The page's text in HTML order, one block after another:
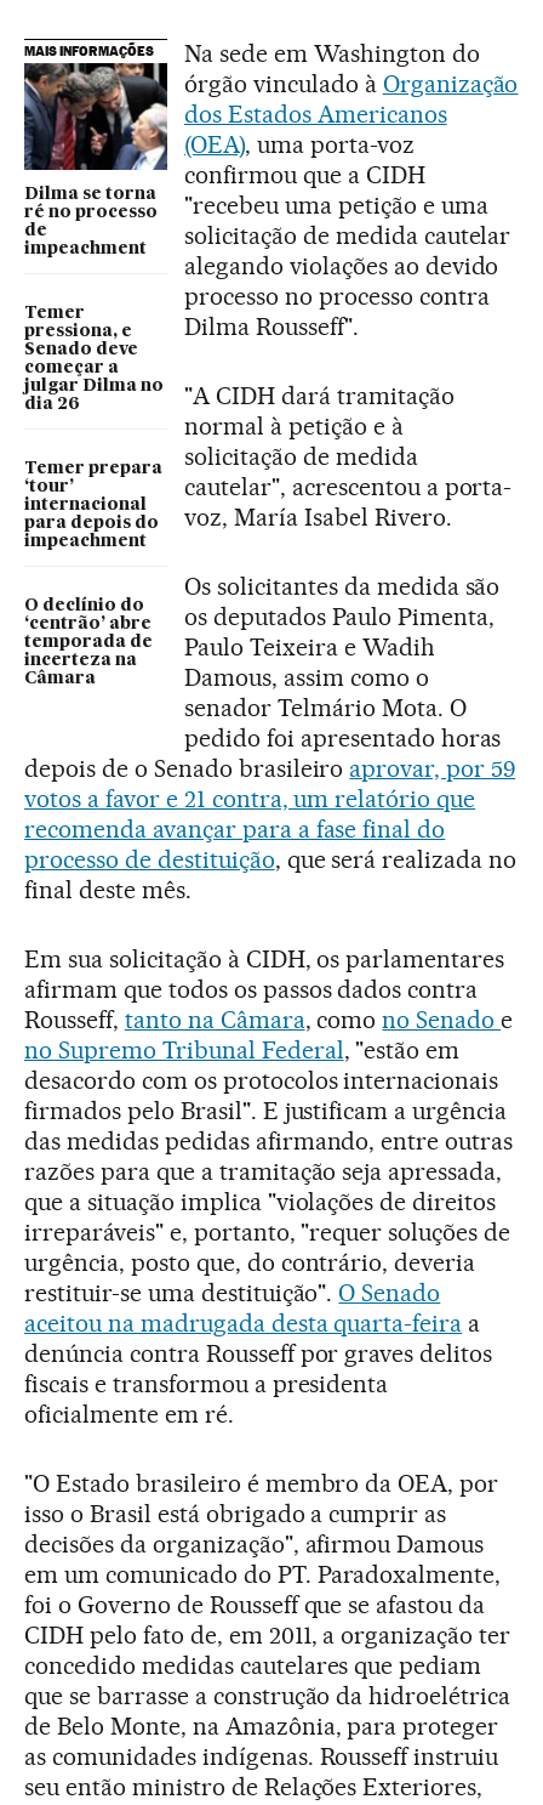
MAIS INFORMAÇÕES
Dilma se torna
ré no processo
de
impeachment
Temer
pressiona, e
Senado deve
começar a
julgar Dilma no
dia 26
Temer prepara
‘tour’
internacional
para depois do
impeachment
O declínio do
‘centrão’ abre
temporada de
incerteza na
Câmara
Na sede em Washington do
órgão vinculado à Organização
dos Estados Americanos
(OEA), uma porta-voz
confirmou que a CIDH
"recebeu uma petição e uma
solicitação de medida cautelar
alegando violações ao devido
processo no processo contra
Dilma Rousseff".
"A CIDH dará tramitação
normal à petição e à
solicitação de medida
cautelar", acrescentou a porta-
voz, María Isabel Rivero.
Os solicitantes da medida são
os deputados Paulo Pimenta,
Paulo Teixeira e Wadih
Damous, assim como o
senador Telmário Mota. O
pedido foi apresentado horas
depois de o Senado brasileiro aprovar, por 59
votos a favor e 21 contra, um relatório que
recomenda avançar para a fase final do
processo de destituição, que será realizada no
final deste mês.
Em sua solicitação à CIDH, os parlamentares
afirmam que todos os passos dados contra
Rousseff, tanto na Câmara, comono Senadoe
no Supremo Tribunal Federal, "estão em
desacordo com os protocolos internacionais
firmados pelo Brasil". E justificam a urgência
das medidas pedidas afirmando, entre outras
razões para que a tramitação seja apressada,
que a situação implica "violações de direitos
irreparáveis" e, portanto, "requer soluções de
urgência, posto que, do contrário, deveria
restituir-se uma destituição". O Senado
aceitou na madrugada desta quarta-feira a
denúncia contra Rousseff por graves delitos
fiscais e transformou a presidenta
oficialmente em ré.
"O Estado brasileiro é membro da OEA, por
isso o Brasil está obrigado a cumprir as
decisões da organização", afirmou Damous
em um comunicado do PT. Paradoxalmente,
foi o Governo de Rousseff que se afastou da
CIDH pelo fato de, em 2011, a organização ter
concedido medidas cautelares que pediam
que se barrasse a construção da hidroelétrica
de Belo Monte, na Amazônia, para proteger
as comunidades indígenas. Rousseff instruiu
seu então ministro de Relações Exteriores,